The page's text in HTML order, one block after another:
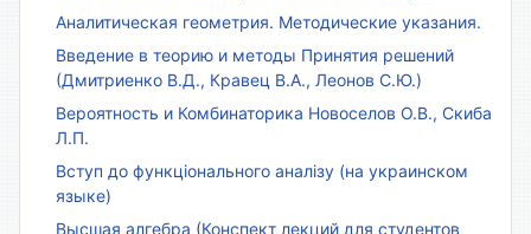
Аналитическая геометрия. Методические указания.
Введение в теорию и методы Принятия решений
(Дмитриенко В.Д., Кравец В.А., Леонов С.Ю.)
Вероятность и Комбинаторика Новоселов О.В., Скиба
Л.П.
Вступ до функціонального аналізу (на украинском
языке)
Высшая алгебра (Конспект лекций для студентов